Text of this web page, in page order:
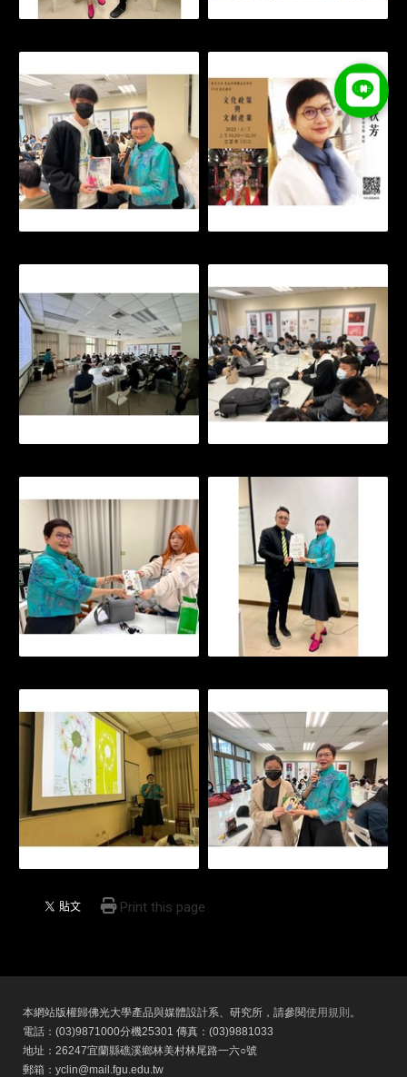
Print this page
本網站版權歸佛光大學產品與媒體設計系、研究所，請參閱使用規則 。
電話：(03)9871000分機25301 傳真：(03)9881033
地址：26247宜蘭縣礁溪鄉林美村林尾路一六○號
郵箱：yclin@mail.fgu.edu.tw